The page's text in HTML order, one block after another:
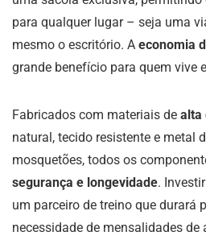
para qualquer lugar – seja uma
mesmo o escritório. A economia
grande benefício para quem vive
Fabricados com materiais de alta
natural, tecido resistente e metal
mosquetões, todos os
segurança e longevidade.
um parceiro de treino que durará
necessidade de mensalidades de